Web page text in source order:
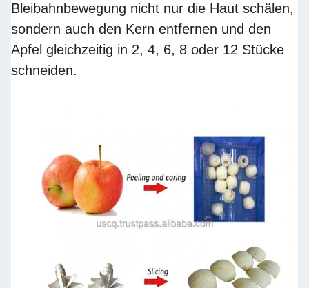
Bleibahnbewegung nicht nur die Haut schälen,
sondern auch den Kern entfernen und den
Apfel gleichzeitig in 2, 4, 6, 8 oder 12 Stücke
schneiden.